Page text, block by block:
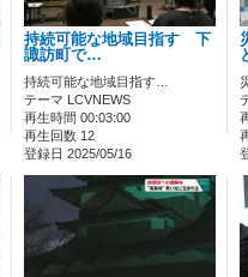
持続可能な地域目指す 下
諏訪町で…
持続可能な地域目指す…
テーマ LCVNEWS
再生時間 00:03:00
再生回数 12
登録日 2025/05/16